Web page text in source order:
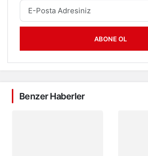
ABONE OL
Benzer Haberler